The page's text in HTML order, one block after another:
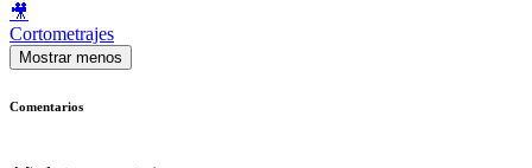
🎥
Cortometrajes
Mostrar menos
Comentarios